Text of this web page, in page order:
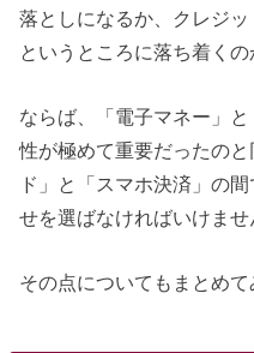
落としになるか、クレジ
というところに落ち着くの
ならば、「電子マネー」
性が極めて重要だったの
ド」と「スマホ決済」の
せを選ばなければいけませ
その点についてもまとめて